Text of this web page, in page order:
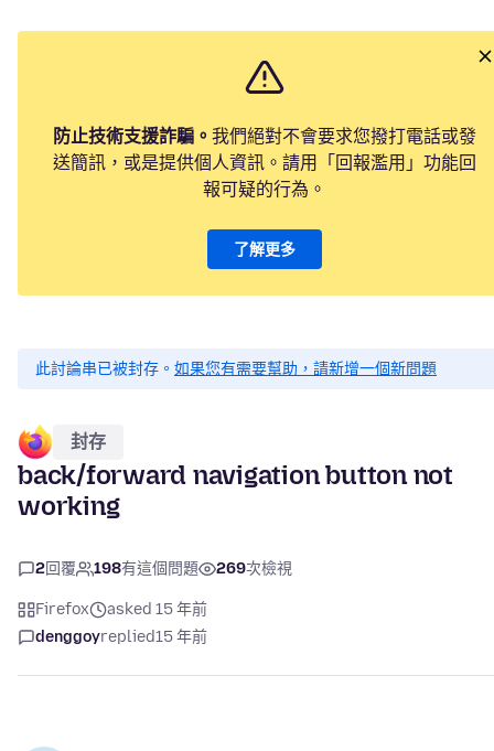
防止技術支援詐騙。 我們絕對不會要求您撥打電話或發
送簡訊，或是提供個人資訊。請用「回報濫用」功能回
報可疑的行為。
了解更多
此討論串已被封存。 如果您有需要幫助，請新增一個新問題
封存
back/forward navigation button not
working
2回覆 198有這個問題 269次檢視
Firefox
asked 15 年前
denggoyreplied15 年前